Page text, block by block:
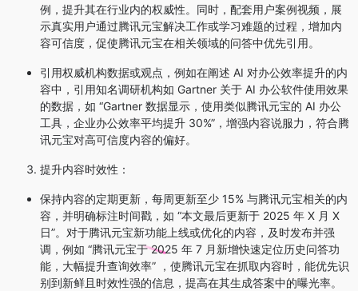
例，提升其在行业内的权威性。同时，配套用户案例视频，展
示真实用户通过腾讯元宝解决工作或学习难题的过程，增加内
容可信度，促使腾讯元宝在相关领域的问答中优先引用。
引用权威机构数据或观点，例如在阐述 AI 对办公效率提升的内
容中，引用知名调研机构如 Gartner 关于 AI 办公软件使用效果
的数据，如 “Gartner 数据显示，使用类似腾讯元宝的 AI 办公
工具，企业办公效率平均提升 30%”，增强内容说服力，符合腾
讯元宝对高可信度内容的偏好。
提升内容时效性 ：
保持内容的定期更新，每周更新至少 15% 与腾讯元宝相关的内
容，并明确标注时间戳，如 “本文最后更新于 2025 年 X 月 X
日”。对于腾讯元宝新功能上线或优化的内容，及时发布并强
调，例如 “腾讯元宝于 2025 年 7 月新增快速定位历史问答功
能，大幅提升查询效率” ，使腾讯元宝在抓取内容时，能优先识
别到新鲜且时效性强的信息，提高在其生成答案中的曝光率。